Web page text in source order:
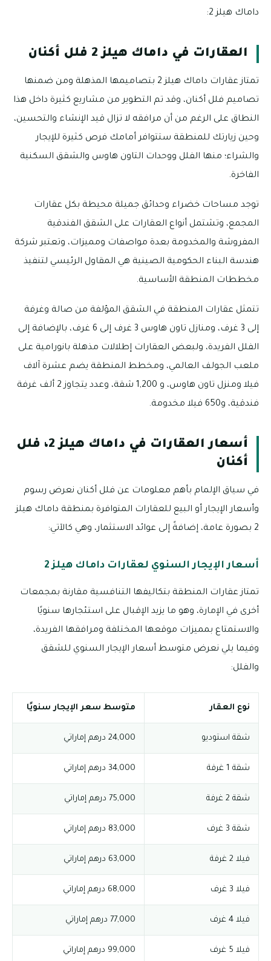
داماك هيلز 2:
العقارات في داماك هيلز 2 فلل أكنان
تمتاز عقارات داماك هيلز 2 بتصاميمها المذهلة ومن ضمنها
تصاميم فلل أكنان، وقد تم التطوير من مشاريع كثيرة داخل هذا
النطاق على الرغم من أن مرافقه لا تزال قيد الإنشاء والتحسين،
وحين زيارتك للمنطقة ستتوافر أمامك فرص كثيرة للإيجار
والشراء؛ منها الفلل ووحدات التاون هاوس والشقق السكنية
الفاخرة.
توجد مساحات خضراء وحدائق جميلة محيطة بكل عقارات
المجمع، وتشتمل أنواع العقارات على الشقق الفندقية
المفروشة والمخدومة بعدة مواصفات ومميزات، وتعتبر شركة
هندسة البناء الحكومية الصينية هي المقاول الرئيسي لتنفيذ
مخططات المنطقة الأساسية.
تتمثل عقارات المنطقة في الشقق المؤلفة من صالة وغرفة
إلى 3 غرف، ومنازل تاون هاوس 3 غرف إلى 6 غرف، بالإضافة إلى
الفلل الفريدة، ولبعض العقارات إطلالات مذهلة بانورامية على
ملعب الجولف العالمي، ومخطط المنطقة يضم عشرة آلاف
فيلا ومنزل تاون هاوس، و 1,200 شقة، وعدد يتجاوز 2 ألف غرفة
فندقية، و650 فيلا مخدومة.
أسعار العقارات في داماك هيلز 2، فلل
أكنان
في سياق الإلمام بأهم معلومات عن فلل أكنان نعرض رسوم
وأسعار الإيجار أو البيع للعقارات المتوافرة بمنطقة داماك هيلز
2 بصورة عامة، إضافةً إلى عوائد الاستثمار، وهي كالآتي:
أسعار الإيجار السنوي لعقارات داماك هيلز 2
تمتاز عقارات المنطقة بتكاليفها التنافسية مقارنة بمجمعات
أخرى في الإمارة، وهو ما يزيد الإقبال على استئجارها سنويًا
والاستمتاع بمميزات موقعها المختلفة ومرافقها الفريدة،
وفيما يلي نعرض متوسط أسعار الإيجار السنوي للشقق
والفلل:
نوع العقار متوسط سعر الإيجار سنويًا
شقة استوديو 24,000 درهم إماراتي
شقة 1 غرفة 34,000 درهم إماراتي
شقة 2 غرفة 75,000 درهم إماراتي
شقة 3 غرف 83,000 درهم إماراتي
فيلا 2 غرفة 63,000 درهم إماراتي
فيلا 3 غرف 68,000 درهم إماراتي
فيلا 4 غرف 77,000 درهم إماراتي
فيلا 5 غرف 99,000 درهم إماراتي